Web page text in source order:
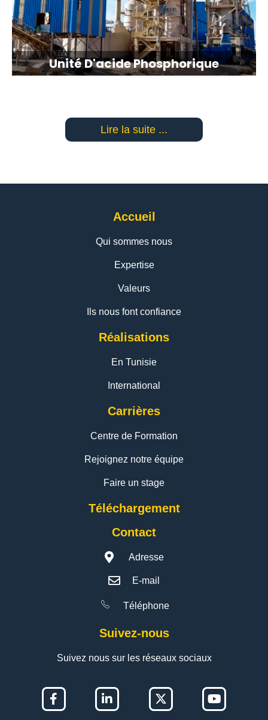
Unité D'acide Phosphorique
Lire la suite ...
Accueil
Qui sommes nous
Expertise
Valeurs
Ils nous font confiance
Réalisations
En Tunisie
International
Carrières
Centre de Formation
Rejoignez notre équipe
Faire un stage
Téléchargement
Contact
Adresse
E-mail
Téléphone
Suivez-nous
Suivez nous sur les réseaux sociaux